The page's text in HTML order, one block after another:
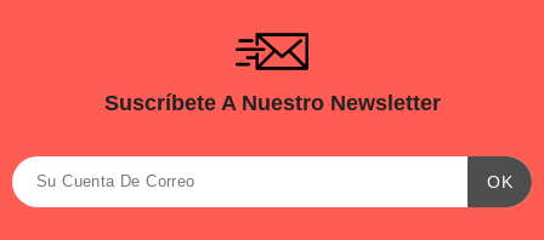
Suscríbete A Nuestro Newsletter